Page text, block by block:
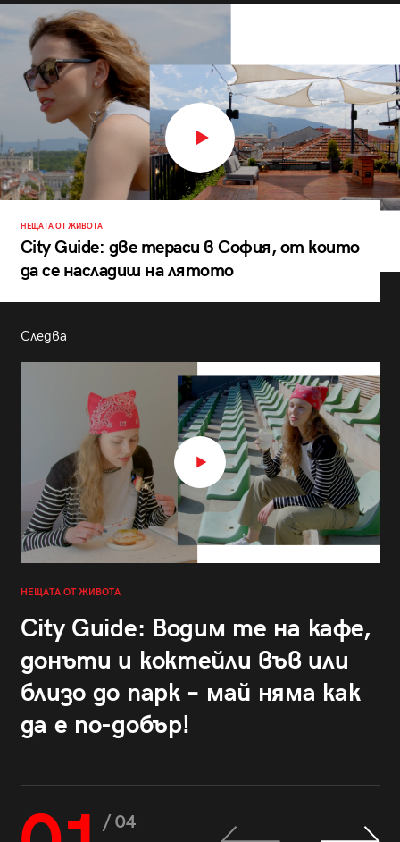
НЕЩАТА ОТ ЖИВОТА
City Guide: две тераси в София, от които
да се насладиш на лятото
Следва
НЕЩАТА ОТ ЖИВОТА
City Guide: Водим те на кафе,
донъти и коктейли във или
близо до парк – май няма как
да е по-добър!
/ 04